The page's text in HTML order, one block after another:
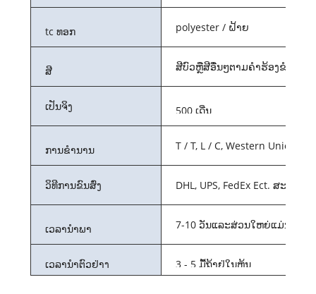
tc ທອກ polyester / ຝ້າຍ
ສີ ສີບົວຫຼືສີອື່ນໆຕາມຄໍາຮ້ອງຂໍຂອງທ່
ເປັນຈິງ 500 ເດີ່ນ
ການຊໍານານ T / T, L / C, Western Union,
ວິທີການຂົນສົ່ງ DHL, UPS, FedEx Ect. ສະແດງ
ເວລານໍາພາ 7-10 ວັນແລະສ່ວນໃຫຍ່ແມ່ນອີງຕ
ເວລານໍາຕົວຢ່າງ 3 - 5 ມື້ຖ້າຢູ່ໃນຫຸ້ນ